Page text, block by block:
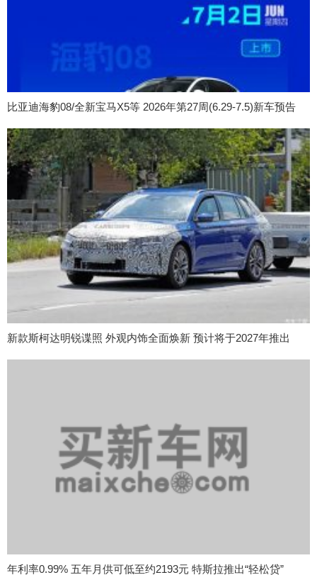
比亚迪海豹08/全新宝马X5等 2026年第27周(6.29-7.5)新车预告
新款斯柯达明锐谍照 外观内饰全面焕新 预计将于2027年推出
年利率0.99% 五年月供可低至约2193元 特斯拉推出“轻松贷”